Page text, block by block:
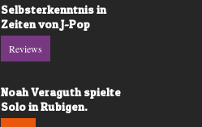
Selbsterkenntnis in
Zeiten von J-Pop
Reviews
Noah Veraguth spielte
Solo in Rubigen.